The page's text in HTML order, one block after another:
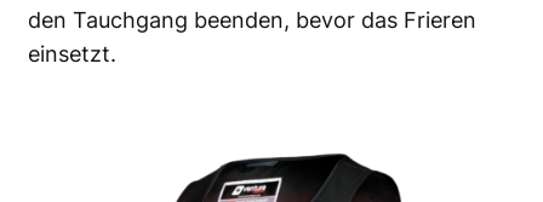
den Tauchgang beenden, bevor das Frieren
einsetzt.